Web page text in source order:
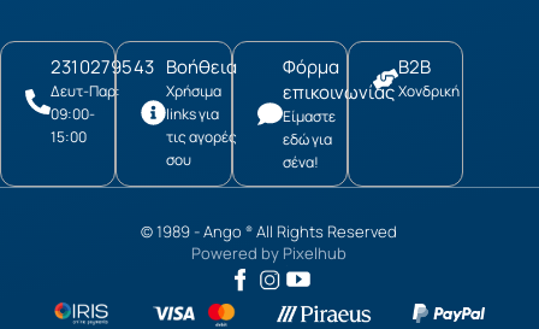
2310279543
Δευτ-Παρ:
09:00-
15:00
Βοήθεια
Χρήσιμα
links για
τις αγορές
σου
Φόρμα
επικοινωνίας
Είμαστε
εδώ για
σένα!
B2B
Χονδρική
© 1989 -Ango® All Rights Reserved
Powered by Pixelhub